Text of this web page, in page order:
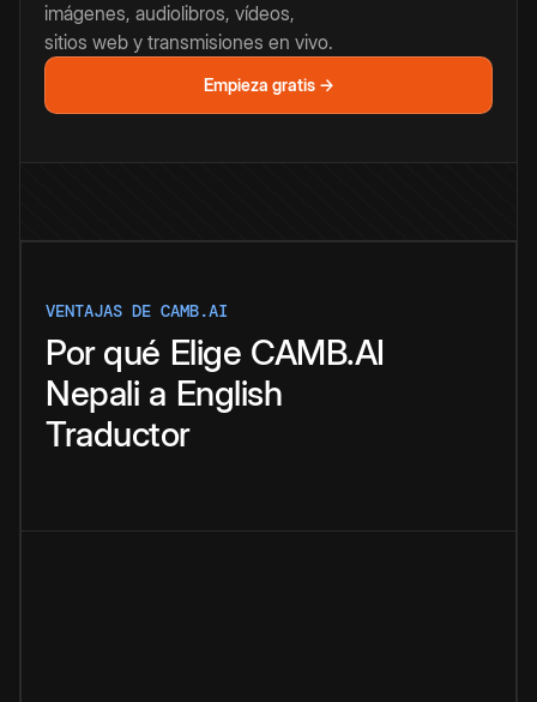
imágenes, audiolibros, vídeos,
sitios web y transmisiones en vivo.
Empieza gratis →
VENTAJAS DE CAMB.AI
Por qué Elige CAMB.AI
Nepali a English
Traductor